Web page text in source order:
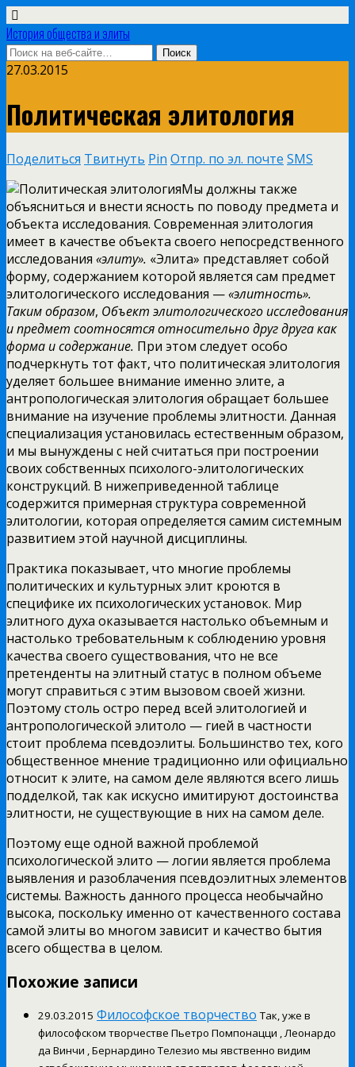
История общества и элиты
27.03.2015
Политическая элитология
Поделиться Твитнуть Pin Отпр. по эл. почте SMS
Мы должны также
объясниться и внести ясность по поводу предмета и
объекта исследования. Современная элитология
имеет в качестве объекта своего непосредственного
исследования «элиту». «Элита» представляет собой
форму, содержанием которой является сам предмет
элитологического исследования —«элитность».
Таким образом, Объект элитологического исследования
и предмет соотносятсяотносительно друг друга как
форма и содержание. При этом следует особо
подчеркнуть тот факт, что политическая элитология
уделяет большее внимание именно элите, а
антропологическая элитология обращает большее
внимание на изучение проблемы элитности. Данная
специализация установилась естественным образом,
и мы вынуждены с ней считаться при построении
своих собственных психолого-элитологических
конструкций. В нижеприведенной таблице
содержится примерная структура современной
элитологии, которая определяется самим системным
развитием этой научной дисциплины.
Практика показывает, что многие проблемы
политических и культурных элит кроются в
специфике их психологических установок. Мир
элитного духа оказывается настолько объемным и
настолько требовательным к соблюдению уровня
качества своего существования, что не все
претенденты на элитный статус в полном объеме
могут справиться с этим вызовом своей жизни.
Поэтому столь остро перед всей элитологией и
антропологической элитоло — гией в частности
стоит проблема псевдоэлиты. Большинство тех, кого
общественное мнение традиционно или официально
относит к элите, на самом деле являются всего лишь
подделкой, так как искусно имитируют достоинства
элитности, не существующие в них на самом деле.
Поэтому еще одной важной проблемой
психологической элито — логии является проблема
выявления и разоблачения псевдоэлитных элементов
системы. Важность данного процесса необычайно
высока, поскольку именно от качественного состава
самой элиты во многом зависит и качество бытия
всего общества в целом.
Похожие записи
29.03.2015 Философское творчество Так, уже в
философском творчестве Пьетро Помпонацци , Леонардо
да Винчи , Бернардино Телезио мы явственно видим